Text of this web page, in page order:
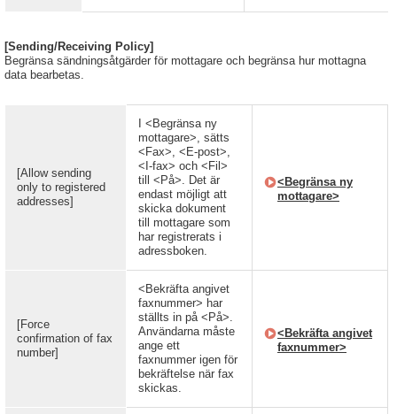
[Sending/Receiving Policy]
Begränsa sändningsåtgärder för mottagare och begränsa hur mottagna
data bearbetas.
[Allow sending
only to registered
addresses]
I <Begränsa ny
mottagare>, sätts
<Fax>, <E-post>,
<I-fax> och <Fil>
till <På>. Det är
endast möjligt att
skicka dokument
till mottagare som
har registrerats i
adressboken.
<Begränsa ny
mottagare>
[Force
confirmation of fax
number]
<Bekräfta angivet
faxnummer> har
ställts in på <På>.
Användarna måste
ange ett
faxnummer igen för
bekräftelse när fax
skickas.
<Bekräfta angivet
faxnummer>